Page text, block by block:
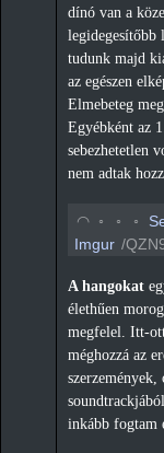
dínó van a
legidegesítőbb
tudunk majd
az egészen
Elmebeteg
Egyébként az
sebezhetetlen
nem adtak
◡ ◦ ◦ ◦
Imgur /
A hangokat
élethűen
megfelel. Itt-
méghozzá az
inkább fogtam